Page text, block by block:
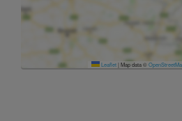
Leaflet|Map data ©